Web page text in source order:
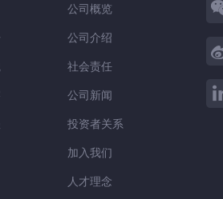
公司概览
公司介绍
社会责任
公司新闻
投资者关系
加入我们
人才理念